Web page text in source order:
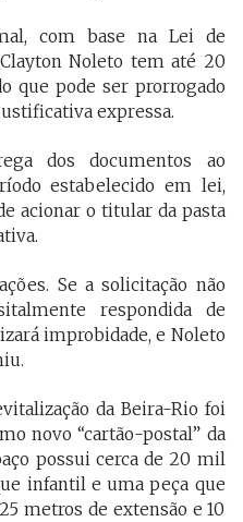
com base na Lei de
Noleto tem até 20
que pode ser prorrogado
expressa.
dos documentos ao
estabelecido em lei,
acionar o titular da pasta
Se a solicitação não
respondida de
improbidade, e Noleto
da Beira-Rio foi
novo “cartão-postal” da
possui cerca de 20 mil
infantil e uma peça que
metros de extensão e 10